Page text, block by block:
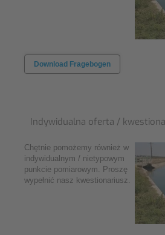
Download Fragebogen
Indywidualna oferta /
Chętnie pomożemy również w
indywidualnym / nietypowym
punkcie pomiarowym. Proszę
wypełnić nasz kwestionariusz.